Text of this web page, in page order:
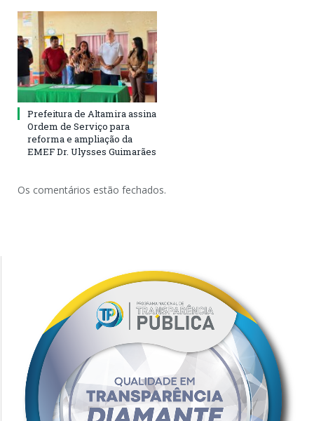
Prefeitura de Altamira assina
Ordem de Serviço para
reforma e ampliação da
EMEF Dr. Ulysses Guimarães
Os comentários estão fechados.